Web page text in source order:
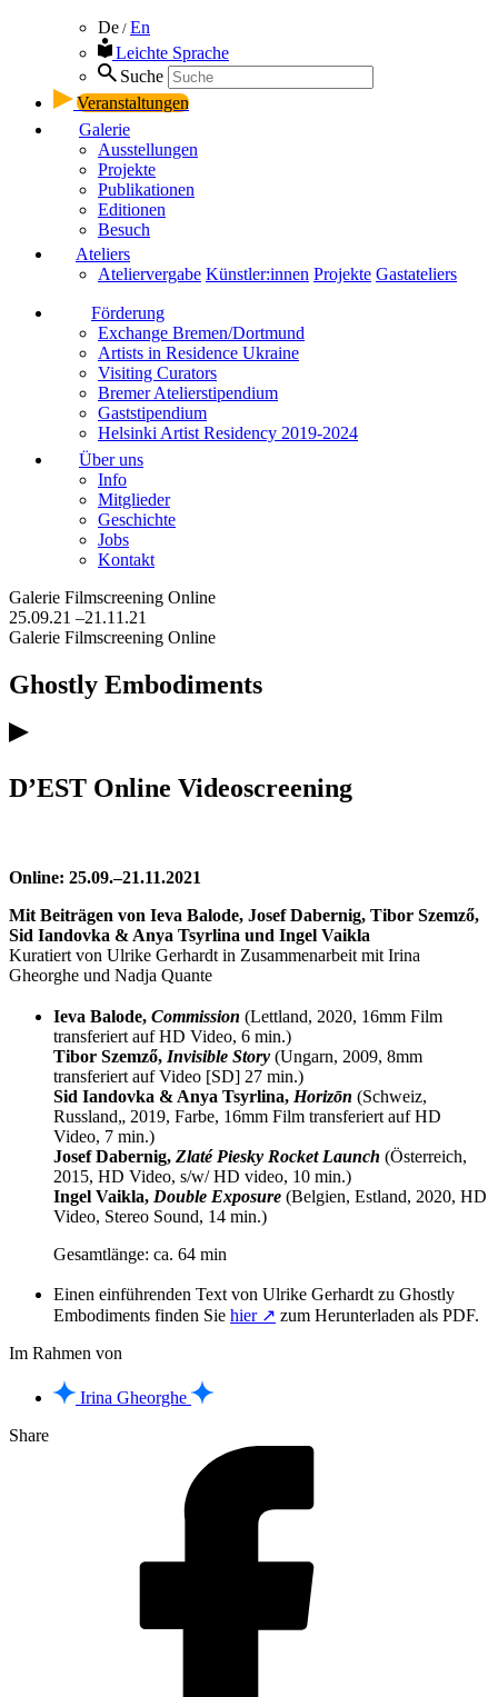
De / En
Leichte Sprache
Suche
Veranstaltungen
Galerie
Ausstellungen
Projekte
Publikationen
Editionen
Besuch
Ateliers
Ateliervergabe Künstler:innen Projekte Gastateliers
Förderung
Exchange Bremen/Dortmund
Artists in Residence Ukraine
Visiting Curators
Bremer Atelierstipendium
Gaststipendium
Helsinki Artist Residency 2019-2024
Über uns
Info
Mitglieder
Geschichte
Jobs
Kontakt
Galerie Filmscreening Online
25.09.21 –21.11.21
Galerie Filmscreening Online
Ghostly Embodiments
D’EST Online Videoscreening
Online: 25.09.–21.11.2021
Mit Beiträgen von Ieva Balode, Josef Dabernig, Tibor Szemző,
Sid Iandovka & Anya Tsyrlina und Ingel Vaikla
Kuratiert von Ulrike Gerhardt in Zusammenarbeit mit Irina
Gheorghe und Nadja Quante
Ieva Balode, Commission (Lettland, 2020, 16mm Film
transferiert auf HD Video, 6 min.)
Tibor Szemző, Invisible Story (Ungarn, 2009, 8mm
transferiert auf Video [SD] 27 min.)
Sid Iandovka & Anya Tsyrlina, Horizōn (Schweiz,
Russland„ 2019, Farbe, 16mm Film transferiert auf HD
Video, 7 min.)
Josef Dabernig, Zlaté Piesky Rocket Launch (Österreich,
2015, HD Video, s/w/ HD video, 10 min.)
Ingel Vaikla, Double Exposure (Belgien, Estland, 2020, HD
Video, Stereo Sound, 14 min.)
Gesamtlänge: ca. 64 min
Einen einführenden Text von Ulrike Gerhardt zu Ghostly
Embodiments finden Sie hier ↗ zum Herunterladen als PDF.
Im Rahmen von
Irina Gheorghe
Share